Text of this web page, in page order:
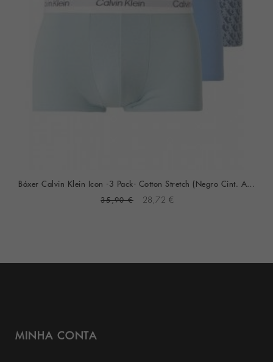
Bóxer Calvin Klein Icon -3 Pack- Cotton Stretch (Negro Cint. Azul, Gris Y Roja)
35,90 € 28,72 €
MINHA CONTA